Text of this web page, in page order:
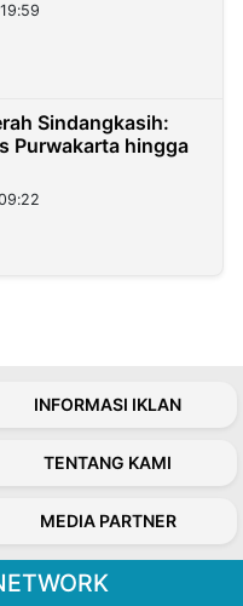
Sindangkasih:
Purwakarta hingga
INFORMASI IKLAN
TENTANG KAMI
MEDIA PARTNER